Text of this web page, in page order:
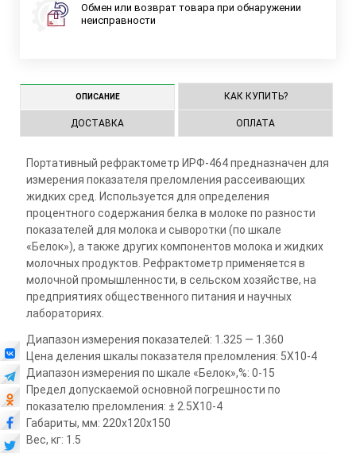
Обмен или возврат товара при обнаружении
неисправности
ОПИСАНИЕ КАК КУПИТЬ?
ДОСТАВКА ОПЛАТА
Портативный рефрактометр ИРФ-464 предназначен для
измерения показателя преломления рассеивающих
жидких сред. Используется для определения
процентного содержания белка в молоке по разности
показателей для молока и сыворотки (по шкале
«Белок»), а также других компонентов молока и жидких
молочных продуктов. Рефрактометр применяется в
молочной промышленности, в сельском хозяйстве, на
предприятиях общественного питания и научных
лабораториях.
Диапазон измерения показателей: 1.325 — 1.360
Цена деления шкалы показателя преломления: 5X10-4
Диапазон измерения по шкале «Белок»,%: 0-15
Предел допускаемой основной погрешности по
показателю преломления: ± 2.5X10-4
Габариты, мм: 220x120x150
Вес, кг: 1.5